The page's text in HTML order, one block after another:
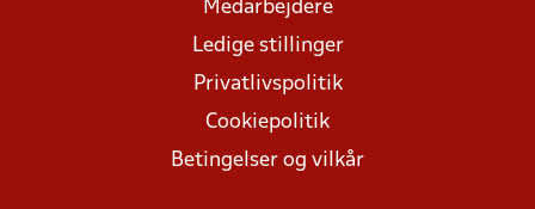
Medarbejdere
Ledige stillinger
Privatlivspolitik
Cookiepolitik
Betingelser og vilkår